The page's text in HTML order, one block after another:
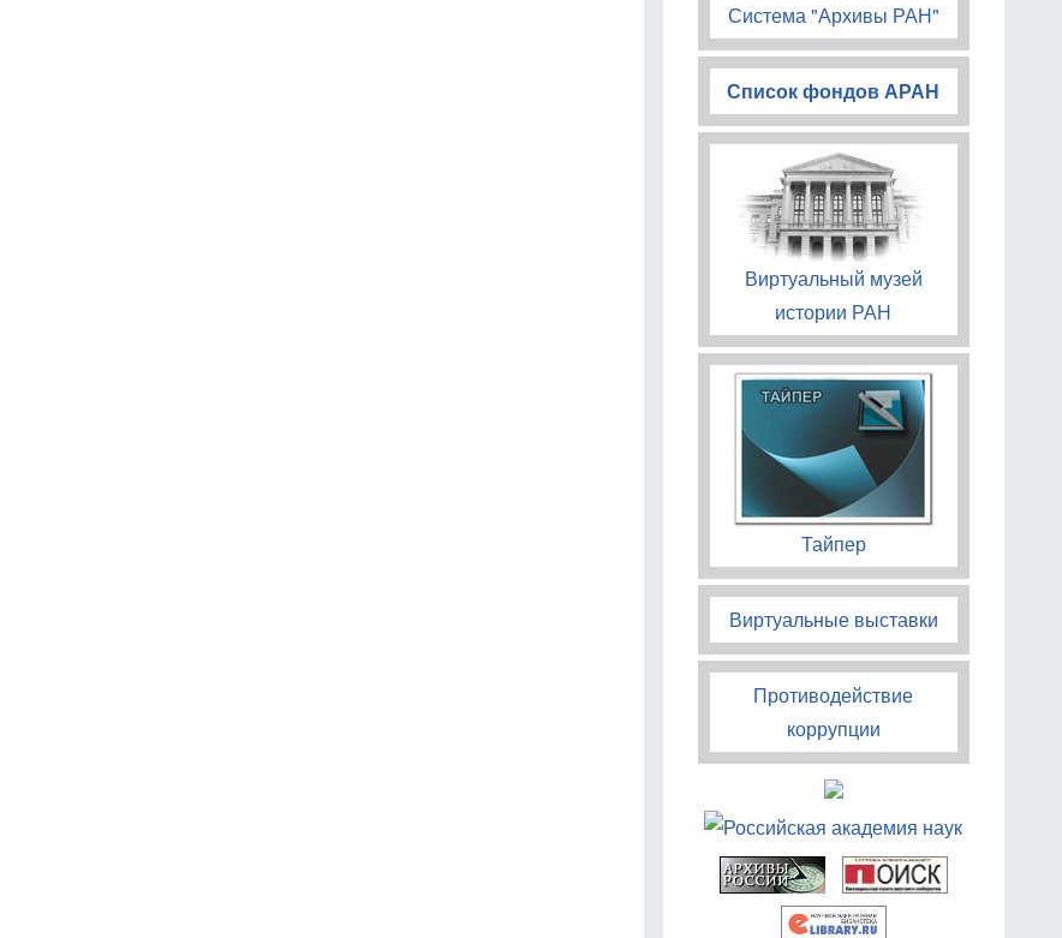
Система "Архивы РАН"
Список фондов АРАН
Виртуальный музей
истории РАН
Тайпер
Виртуальные выставки
Противодействие
коррупции